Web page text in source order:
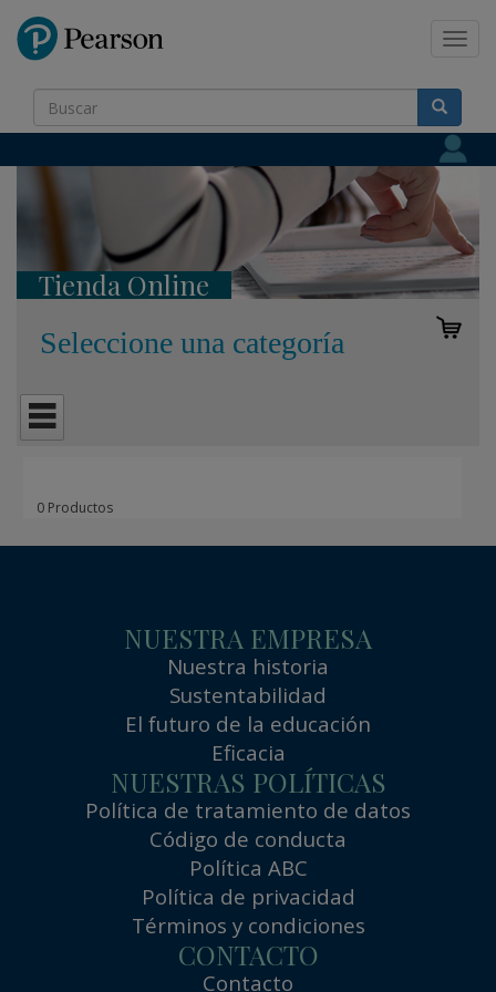
Tienda Online
Seleccione una categoría
0 Productos
NUESTRA EMPRESA
Nuestra historia
Sustentabilidad
El futuro de la educación
Eficacia
NUESTRAS POLÍTICAS
Política de tratamiento de datos
Código de conducta
Política ABC
Política de privacidad
Términos y condiciones
CONTACTO
Contacto